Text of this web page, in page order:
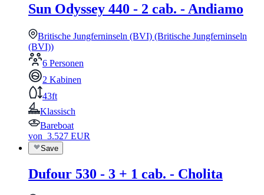
Sun Odyssey 440 - 2 cab. - Andiamo
Britische Jungferninseln (BVI) (Britische Jungferninseln
(BVI))
6 Personen
2 Kabinen
43ft
Klassisch
Bareboat
von 3.527 EUR
Save
Dufour 530 - 3 + 1 cab. - Cholita